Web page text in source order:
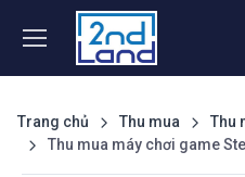
Trang chủ Thu mua
Thu
Thu mua máy chơi game